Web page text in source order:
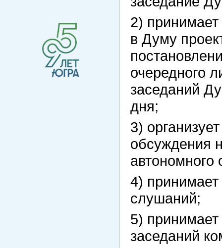
2)
в Думу
очередного
заседаний
дня;
3)
обсуждения
автономного
4)
слушаний;
5)
заседаний